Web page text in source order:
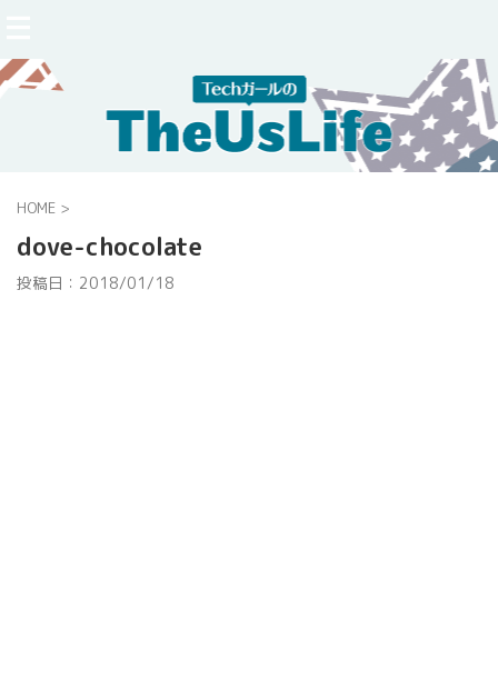
HOME >
dove-chocolate
投稿日： 2018/01/18